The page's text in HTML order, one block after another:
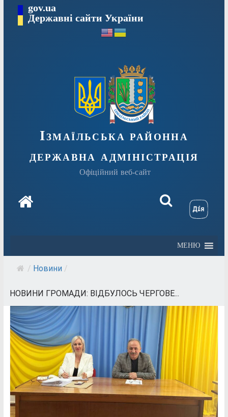
вмісту
gov.ua
Державні сайти України
Ізмаїльська районна
державна адміністрація
Офіційний веб-сайт
МЕНЮ
/ Новини /
НОВИНИ ГРОМАДИ: ВІДБУЛОСЬ ЧЕРГОВЕ...